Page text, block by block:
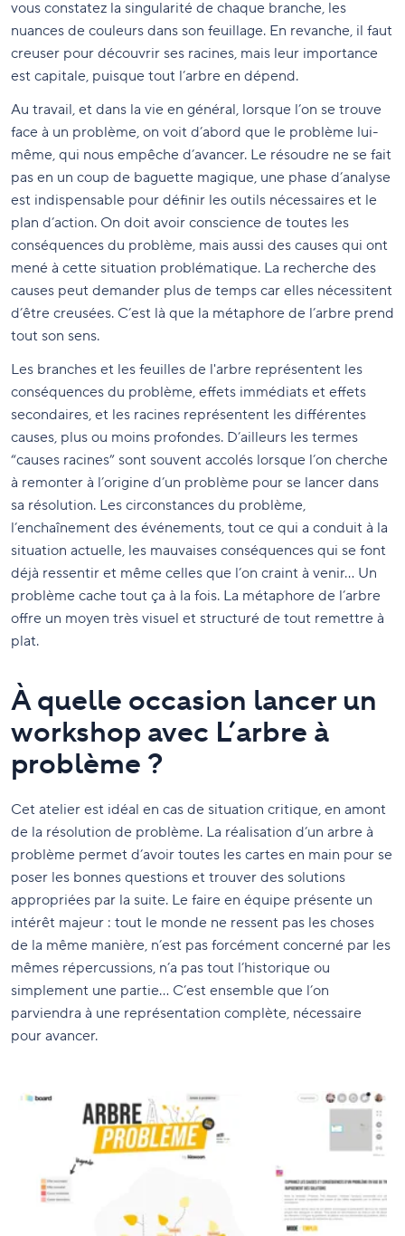
vous constatez la singularité de chaque branche, les
nuances de couleurs dans son feuillage. En revanche, il faut
creuser pour découvrir ses racines, mais leur importance
est capitale, puisque tout l’arbre en dépend.
Au travail, et dans la vie en général, lorsque l’on se trouve
face à un problème, on voit d’abord que le problème lui-
même, qui nous empêche d’avancer. Le résoudre ne se fait
pas en un coup de baguette magique, une phase d’analyse
est indispensable pour définir les outils nécessaires et le
plan d’action. On doit avoir conscience de toutes les
conséquences du problème, mais aussi des causes qui ont
mené à cette situation problématique. La recherche des
causes peut demander plus de temps car elles nécessitent
d’être creusées. C’est là que la métaphore de l’arbre prend
tout son sens.
Les branches et les feuilles de l'arbre représentent les
conséquences du problème, effets immédiats et effets
secondaires, et les racines représentent les différentes
causes, plus ou moins profondes. D’ailleurs les termes
“causes racines” sont souvent accolés lorsque l’on cherche
à remonter à l’origine d’un problème pour se lancer dans
sa résolution. Les circonstances du problème,
l’enchaînement des événements, tout ce qui a conduit à la
situation actuelle, les mauvaises conséquences qui se font
déjà ressentir et même celles que l’on craint à venir… Un
problème cache tout ça à la fois. La métaphore de l’arbre
offre un moyen très visuel et structuré de tout remettre à
plat.
À quelle occasion lancer un
workshop avec L’arbre à
problème ?
Cet atelier est idéal en cas de situation critique, en amont
de la résolution de problème. La réalisation d’un arbre à
problème permet d’avoir toutes les cartes en main pour se
poser les bonnes questions et trouver des solutions
appropriées par la suite. Le faire en équipe présente un
intérêt majeur : tout le monde ne ressent pas les choses
de la même manière, n’est pas forcément concerné par les
mêmes répercussions, n’a pas tout l’historique ou
simplement une partie… C’est ensemble que l’on
parviendra à une représentation complète, nécessaire
pour avancer.